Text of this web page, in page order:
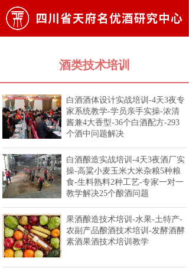
酒类技术培训
白酒酒体设计实战培训-4天3夜专
家系统教学-学员亲手实操-浓清
酱兼4大香型-36个白酒配方-293
个酒中问题解决
白酒酿造实战培训-4天3夜酒厂实
操-高粱小麦玉米大米杂粮5种粮
食-生料熟料2种工艺-专家一对一
教学解决25个酿酒问题
果酒酿造技术培训-水果-土特产-
农副产品酿酒技术培训-发酵酒酵
素酒果酒技术培训教学